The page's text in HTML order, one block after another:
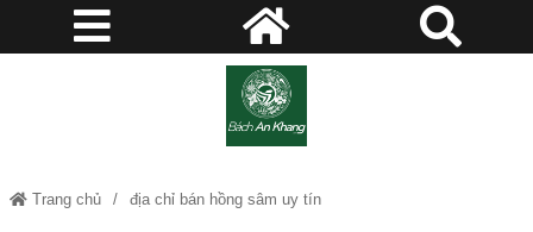
Trang chủ địa chỉ bán hồng sâm uy tín